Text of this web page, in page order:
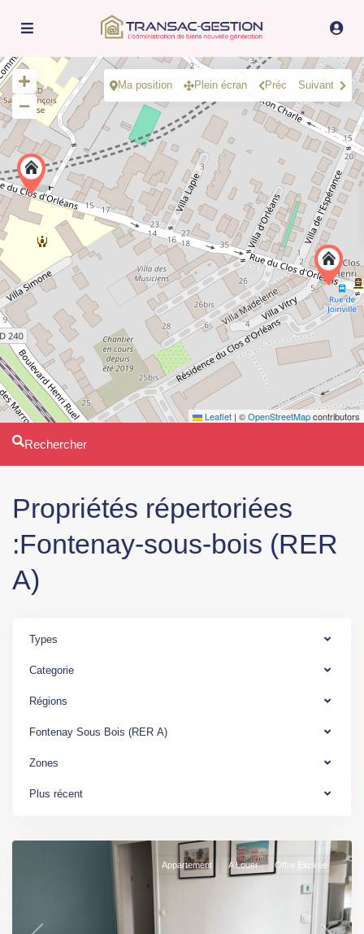
Leaflet | ©OpenStreetMapcontributors
Ma position Plein écran Préc Suivant
Rechercher
Propriétés répertoriées
:Fontenay-sous-bois (RER
A)
Types
Categorie
Régions
Fontenay Sous Bois (RER A)
Zones
Plus récent
Ile
France,
Fontenay-
Bois,
sous-
bois
Appartement A Louer Offre Expirée